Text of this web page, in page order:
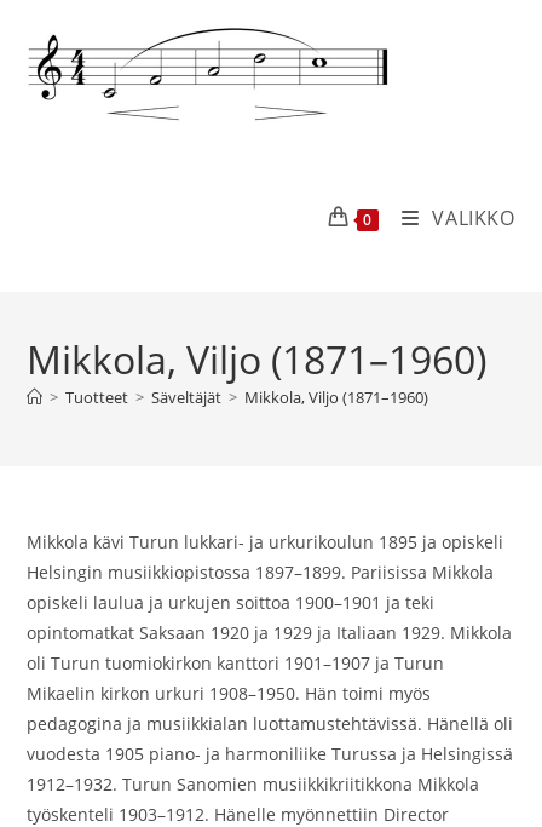
0 VALIKKO
Mikkola, Viljo (1871–1960)
> Tuotteet > Säveltäjät > Mikkola, Viljo (1871–1960)
Mikkola kävi Turun lukkari- ja urkurikoulun 1895 ja opiskeli
Helsingin musiikkiopistossa 1897–1899. Pariisissa Mikkola
opiskeli laulua ja urkujen soittoa 1900–1901 ja teki
opintomatkat Saksaan 1920 ja 1929 ja Italiaan 1929. Mikkola
oli Turun tuomiokirkon kanttori 1901–1907 ja Turun
Mikaelin kirkon urkuri 1908–1950. Hän toimi myös
pedagogina ja musiikkialan luottamustehtävissä. Hänellä oli
vuodesta 1905 piano- ja harmoniliike Turussa ja Helsingissä
1912–1932. Turun Sanomien musiikkikriitikkona Mikkola
työskenteli 1903–1912. Hänelle myönnettiin Director